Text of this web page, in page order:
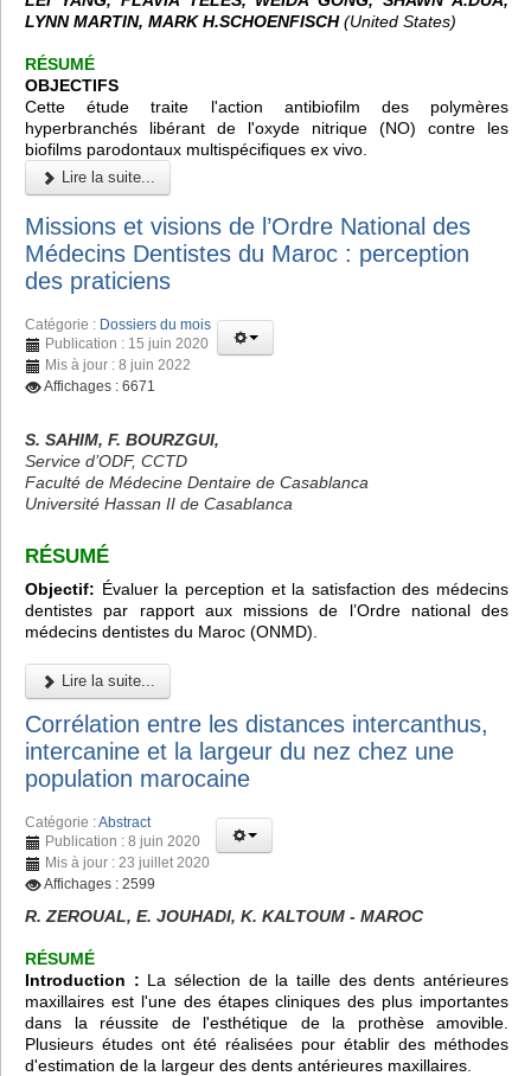
LYNN MARTIN, MARK H.SCHOENFISCH(United States)
RÉSUMÉ
OBJECTIFS
Cette étude traite l'action antibiofilm des polymères
hyperbranchés libérant de l'oxyde nitrique (NO) contre les
biofilms parodontaux multispécifiques ex vivo.
Lire la suite...
Missions et visions de l’Ordre National des
Médecins Dentistes du Maroc : perception
des praticiens
Catégorie : Dossiers du mois
Publication : 15 juin 2020
Mis à jour : 8 juin 2022
Affichages : 6671
S. SAHIM, F. BOURZGUI,
Service d’ODF, CCTD
Faculté de Médecine Dentaire de Casablanca
Université Hassan II de Casablanca
RÉSUMÉ
Objectif: Évaluer la perception et la satisfaction des médecins
dentistes par rapport aux missions de l’Ordre national des
médecins dentistes du Maroc (ONMD).
Lire la suite...
Corrélation entre les distances intercanthus,
intercanine et la largeur du nez chez une
population marocaine
Catégorie :Abstract
Publication : 8 juin 2020
Mis à jour : 23 juillet 2020
Affichages : 2599
R. ZEROUAL, E. JOUHADI, K. KALTOUM - MAROC
RÉSUMÉ
Introduction : La sélection de la taille des dents antérieures
maxillaires est l'une des étapes cliniques des plus importantes
dans la réussite de l'esthétique de la prothèse amovible.
Plusieurs études ont été réalisées pour établir des méthodes
d'estimation de la largeur des dents antérieures maxillaires.